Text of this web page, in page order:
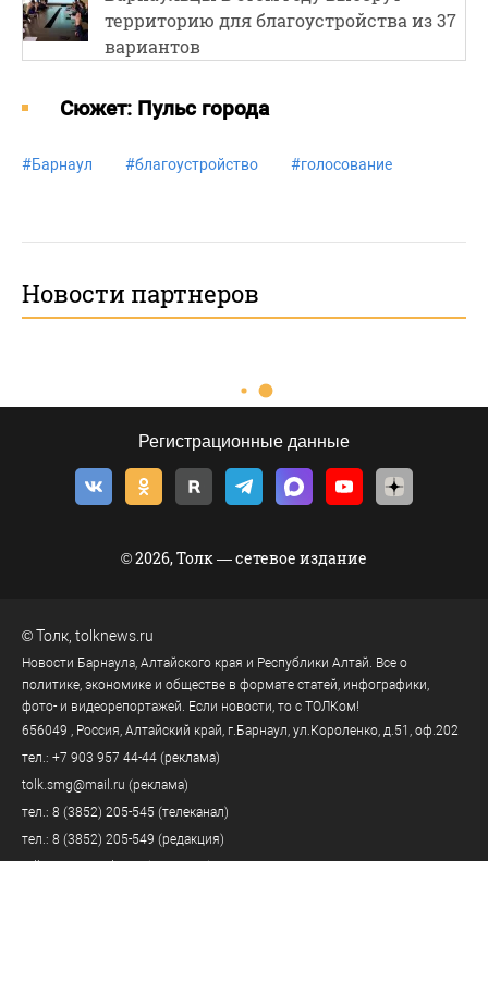
территорию для благоустройства из 37
вариантов
Cюжет: Пульс города
#Барнаул #благоустройство #голосование
Новости партнеров
Регистрационные данные
© 2026, Толк — сетевое издание
©Толк tolknews.ru
Новости Барнаула, Алтайского края и Республики Алтай. Все о
политике, экономике и обществе в формате статей, инфографики,
фото- и видеорепортажей. Если новости, то с ТОЛКом!
656049
, Россия, Алтайский край, г. Барнаул ул.Короленко, д.51, оф.202
тел.: +7 903 957 44-44 (реклама)
tolk.smg@mail.ru (реклама)
тел.: 8 (3852) 205-545 (телеканал)
тел.: 8 (3852) 205-549 (редакция)
tolknews@yandex.ru(редакция)